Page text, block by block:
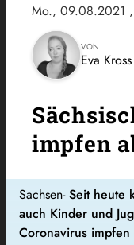
Mo., 09.08.2021
VON
Eva Kross
impfen
Sachsen-Seit heute
auch Kinder und
Coronavirus impfen